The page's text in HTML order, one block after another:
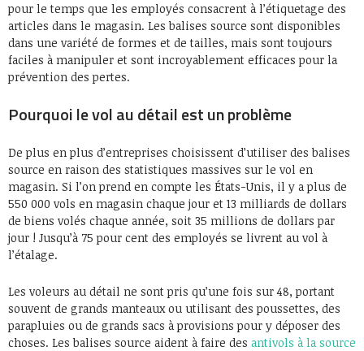
pour le temps que les employés consacrent à l’étiquetage des
articles dans le magasin. Les balises source sont disponibles
dans une variété de formes et de tailles, mais sont toujours
faciles à manipuler et sont incroyablement efficaces pour la
prévention des pertes.
Pourquoi le vol au détail est un problème
De plus en plus d’entreprises choisissent d’utiliser des balises
source en raison des statistiques massives sur le vol en
magasin. Si l’on prend en compte les États-Unis, il y a plus de
550 000 vols en magasin chaque jour et 13 milliards de dollars
de biens volés chaque année, soit 35 millions de dollars par
jour ! Jusqu’à 75 pour cent des employés se livrent au vol à
l’étalage.
Les voleurs au détail ne sont pris qu’une fois sur 48, portant
souvent de grands manteaux ou utilisant des poussettes, des
parapluies ou de grands sacs à provisions pour y déposer des
choses. Les balises source aident à faire des antivols à la source